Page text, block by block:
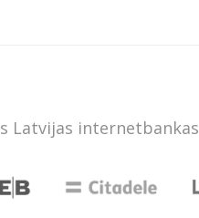
Latvijas internetbankas